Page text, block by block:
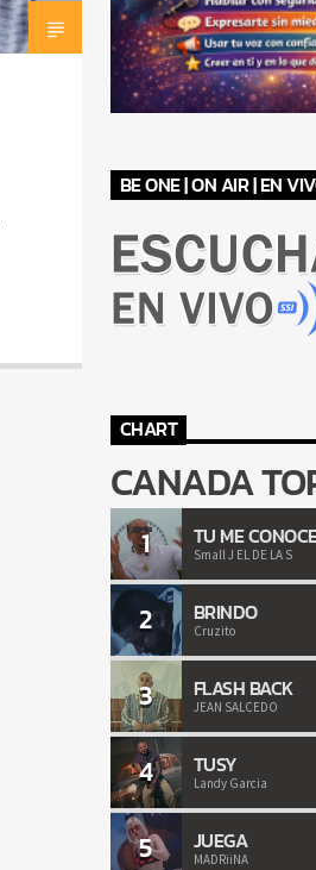
BE ONE | ON AIR | EN
CHART
CANADA
1 TU ME
Small J EL DE LA S
2 BRINDO
Cruzito
3 FLASH BACK
JEAN SALCEDO
4 TUSY
Landy Garcia
5 JUEGA
MADRiiNA